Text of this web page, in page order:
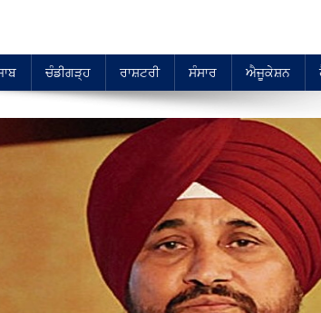
ਚੰਡੀਗੜ੍ਹ ਰਾਸ਼ਟਰੀ ਸੰਸਾਰ ਐਜੂਕੇਸ਼ਨ